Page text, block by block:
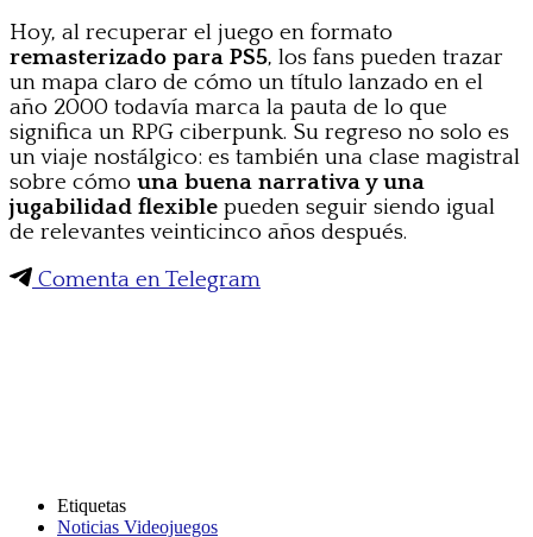
Hoy, al recuperar el juego en formato
remasterizado para PS5, los fans pueden trazar
un mapa claro de cómo un título lanzado en el
año 2000 todavía marca la pauta de lo que
significa un RPG ciberpunk. Su regreso no solo es
un viaje nostálgico: es también una clase magistral
sobre cómo una buena narrativa y una
jugabilidad flexible pueden seguir siendo igual
de relevantes veinticinco años después.
Comenta en Telegram
Etiquetas
Noticias Videojuegos